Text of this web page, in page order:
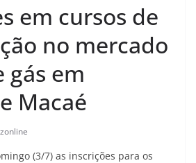
em cursos de
no mercado
gás em
Macaé
(3/7) as inscrições para os